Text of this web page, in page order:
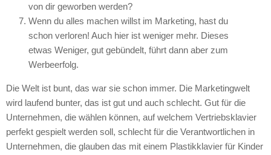
von dir geworben werden?
Wenn du alles machen willst im Marketing, hast du
schon verloren! Auch hier ist weniger mehr. Dieses
etwas Weniger, gut gebündelt, führt dann aber zum
Werbeerfolg.
Die Welt ist bunt, das war sie schon immer. Die Marketingwelt
wird laufend bunter, das ist gut und auch schlecht. Gut für die
Unternehmen, die wählen können, auf welchem Vertriebsklavier
perfekt gespielt werden soll, schlecht für die Verantwortlichen in
Unternehmen, die glauben das mit einem Plastikklavier für Kinder